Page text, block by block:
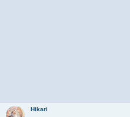
Hikari